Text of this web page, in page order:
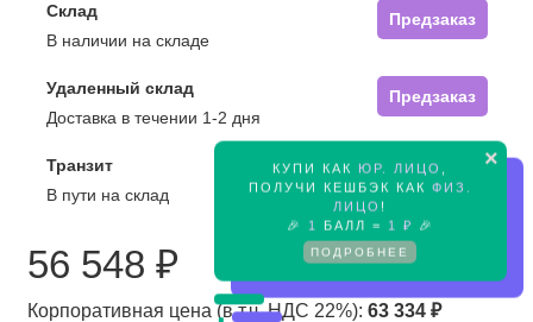
×
КУПИ КАК ЮР. ЛИЦО
ПОЛУЧИ КЕШБЭК КАК ФИЗ.
ЛИЦО !
🎉
1 БАЛЛ = 1 ₽ 🎉
ПОДРОБНЕЕ
Склад
Предзаказ
В наличии на складе
Удаленный склад
Предзаказ
Доставка в течении 1-2 дня
Транзит
Предзаказ
В пути на склад
56 548 ₽
Корпоративная цена (в т.ч. НДС 22%): 63 334 ₽